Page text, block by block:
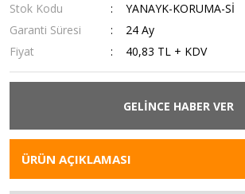
Stok Kodu
YANAYK-KORUMA-Sİ
Garanti Süresi
24 Ay
Fiyat
40,83 TL + KDV
GELİNCE HABER VER
ÜRÜN AÇIKLAMASI